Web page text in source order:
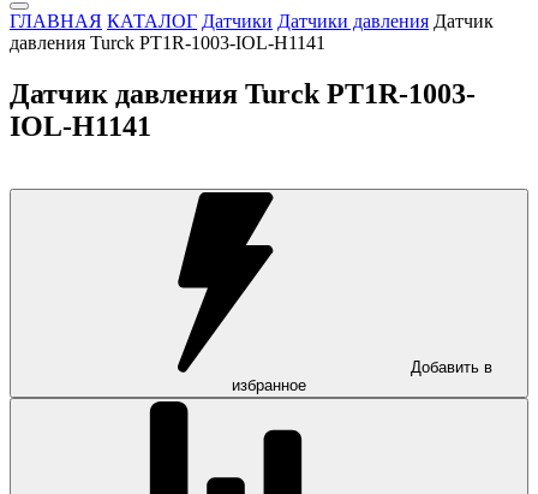
ГЛАВНАЯ КАТАЛОГ Датчики Датчики давления Датчик
давления Turck PT1R-1003-IOL-H1141
Датчик давления Turck PT1R-1003-
IOL-H1141
Добавить в
избранное